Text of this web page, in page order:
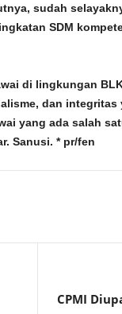
sudah
SDM
di lingkungan
dan
yang ada salah
Sanusi. * pr/fen
CPMI